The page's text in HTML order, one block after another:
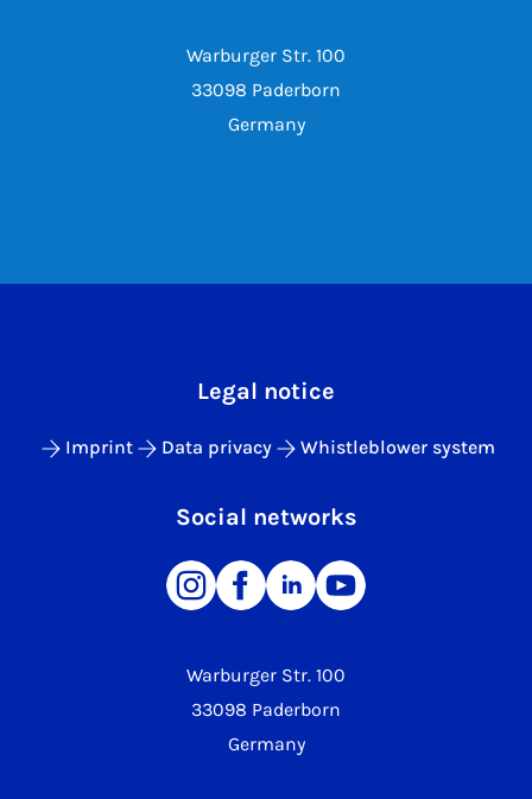
Warburger Str. 100
33098 Paderborn
Germany
Warburger Str. 100
33098 Paderborn
Germany
Legal notice
Imprint Data privacy Whistleblower system
Social networks